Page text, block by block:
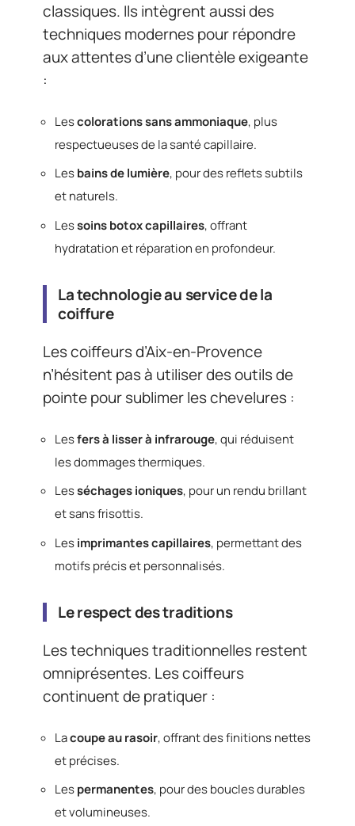
classiques. Ils intègrent aussi des
techniques modernes pour répondre
aux attentes d’une clientèle exigeante
:
Lescolorations sans ammoniaque, plus
respectueuses de la santé capillaire.
Lesbains de lumière, pour des reflets subtils
et naturels.
Lessoins botox capillaires, offrant
hydratation et réparation en profondeur.
La technologie au service de la
coiffure
Les coiffeurs d’Aix-en-Provence
n’hésitent pas à utiliser des outils de
pointe pour sublimer les chevelures :
Lesfers à lisser à infrarouge, qui réduisent
les dommages thermiques.
Lesséchages ioniques, pour un rendu brillant
et sans frisottis.
Lesimprimantes capillaires, permettant des
motifs précis et personnalisés.
Le respect des traditions
Les techniques traditionnelles restent
omniprésentes. Les coiffeurs
continuent de pratiquer :
Lacoupe au rasoir, offrant des finitions nettes
et précises.
Lespermanentes, pour des boucles durables
et volumineuses.